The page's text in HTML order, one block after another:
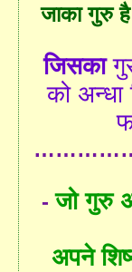
जाका गुरु है
जिसका
को अन्धा
-जो गुरु
अपने